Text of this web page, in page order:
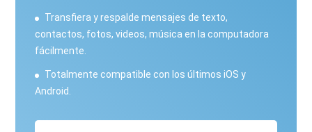
Transfiera y respalde mensajes de texto,
contactos, fotos, videos, música en la computadora
fácilmente.
Totalmente compatible con los últimos iOS y
Android.